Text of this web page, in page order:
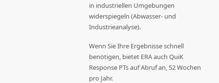
in industriellen Umgebungen
widerspiegeln (Abwasser- und
Industrieanalyse).
Wenn Sie Ihre Ergebnisse schnell
benötigen, bietet ERA auch QuiK
Response PTs auf Abruf an, 52 Wochen
pro Jahr.